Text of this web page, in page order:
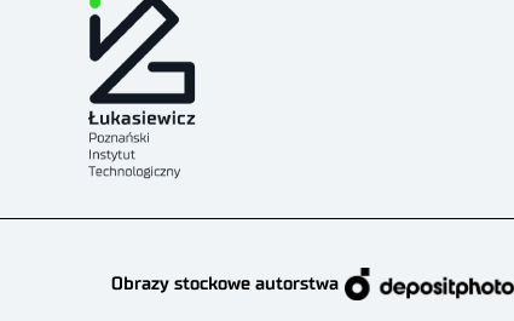
Obrazy stockowe autorstwa